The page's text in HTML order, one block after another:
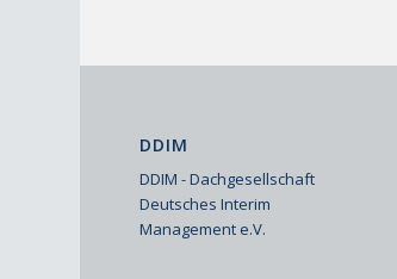
DDIM
DDIM - Dachgesellschaft
Deutsches Interim
Management e.V.